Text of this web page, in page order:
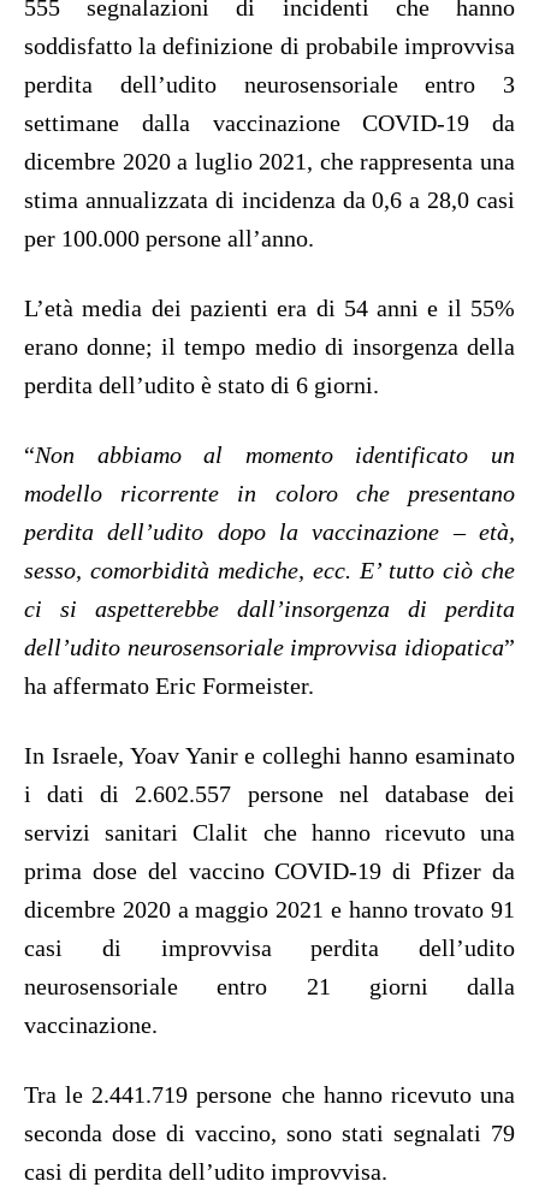
555 segnalazioni di incidenti che hanno
soddisfatto la definizione di probabile improvvisa
perdita dell’udito neurosensoriale entro 3
settimane dalla vaccinazione COVID-19 da
dicembre 2020 a luglio 2021, che rappresenta una
stima annualizzata di incidenza da 0,6 a 28,0 casi
per 100.000 persone all’anno.
L’età media dei pazienti era di 54 anni e il 55%
erano donne; il tempo medio di insorgenza della
perdita dell’udito è stato di 6 giorni.
“Non abbiamo al momento identificato un
modello ricorrente in coloro che presentano
perdita dell’udito dopo la vaccinazione – età,
sesso, comorbidità mediche, ecc. E’ tutto ciò che
ci si aspetterebbe dall’insorgenza di perdita
dell’udito neurosensoriale improvvisa idiopatica”
ha affermato Eric Formeister.
In Israele, Yoav Yanir e colleghi hanno esaminato
i dati di 2.602.557 persone nel database dei
servizi sanitari Clalit che hanno ricevuto una
prima dose del vaccino COVID-19 di Pfizer da
dicembre 2020 a maggio 2021 e hanno trovato 91
casi di improvvisa perdita dell’udito
neurosensoriale entro 21 giorni dalla
vaccinazione.
Tra le 2.441.719 persone che hanno ricevuto una
seconda dose di vaccino, sono stati segnalati 79
casi di perdita dell’udito improvvisa.